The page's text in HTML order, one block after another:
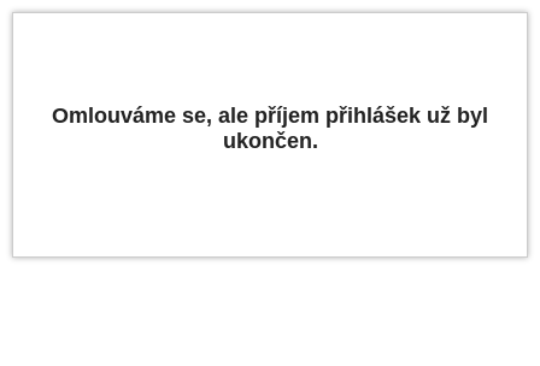
Omlouváme se, ale příjem přihlášek už byl
ukončen.